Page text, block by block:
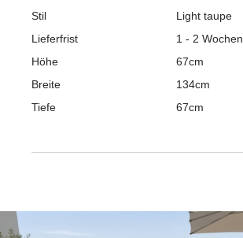
Stil
Light taupe
Lieferfrist
1 - 2 Wochen
Höhe
67cm
Breite
134cm
Tiefe
67cm